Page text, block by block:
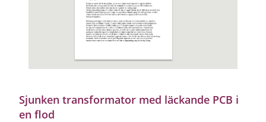
Sjunken transformator med läckande PCB i
en flod